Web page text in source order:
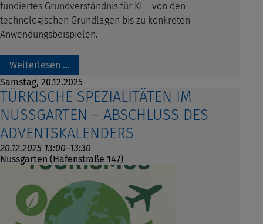
fundiertes Grundverständnis für KI – von den
technologischen Grundlagen bis zu konkreten
Anwendungsbeispielen.
Weiterlesen …
Samstag, 20.12.2025
TÜRKISCHE SPEZIALITÄTEN IM
NUSSGARTEN – ABSCHLUSS DES
ADVENTSKALENDERS
20.12.2025 13:00–13:30
Nussgarten (Hafenstraße 147)